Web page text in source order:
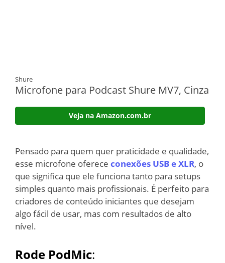
Shure
Microfone para Podcast Shure MV7, Cinza
Veja na Amazon.com.br
Pensado para quem quer praticidade e qualidade,
esse microfone oferece conexões USB e XLR, o
que significa que ele funciona tanto para setups
simples quanto mais profissionais. É perfeito para
criadores de conteúdo iniciantes que desejam
algo fácil de usar, mas com resultados de alto
nível.
Rode PodMic: